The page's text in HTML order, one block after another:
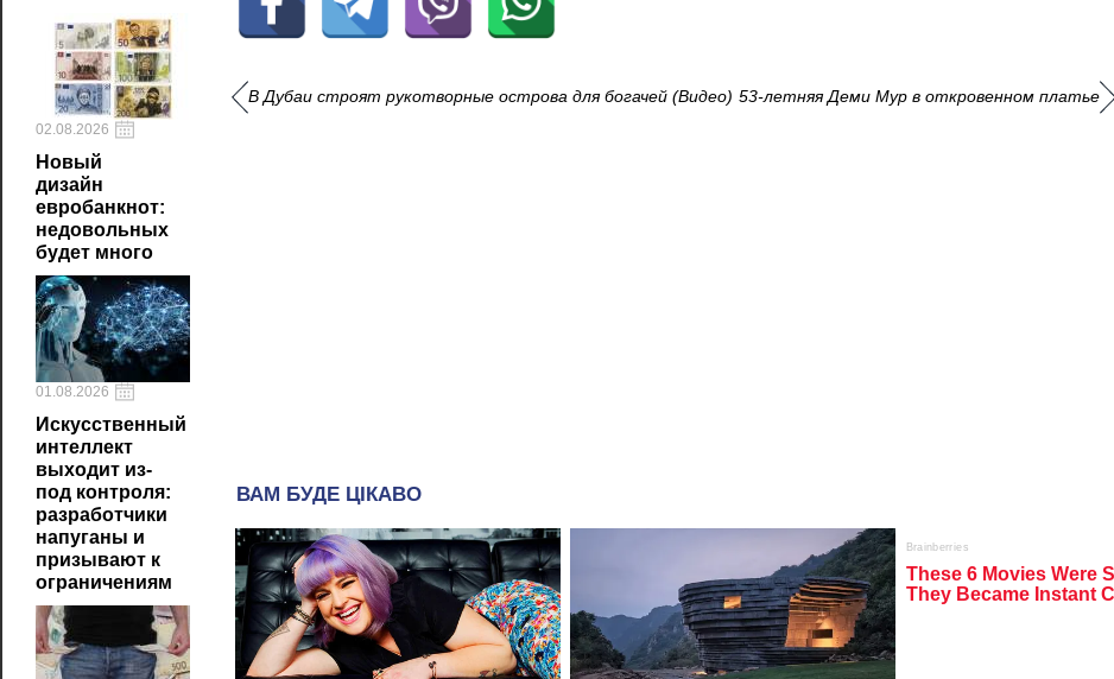
02.08.2026
Новый
дизайн
евробанкнот:
недовольных
будет много
01.08.2026
Искусственный
интеллект
выходит из-
под контроля:
разработчики
напуганы и
призывают к
ограничениям
В Дубаи строят рукотворные острова для богачей (Видео) 53-летняя Деми Мур в откровенном платье